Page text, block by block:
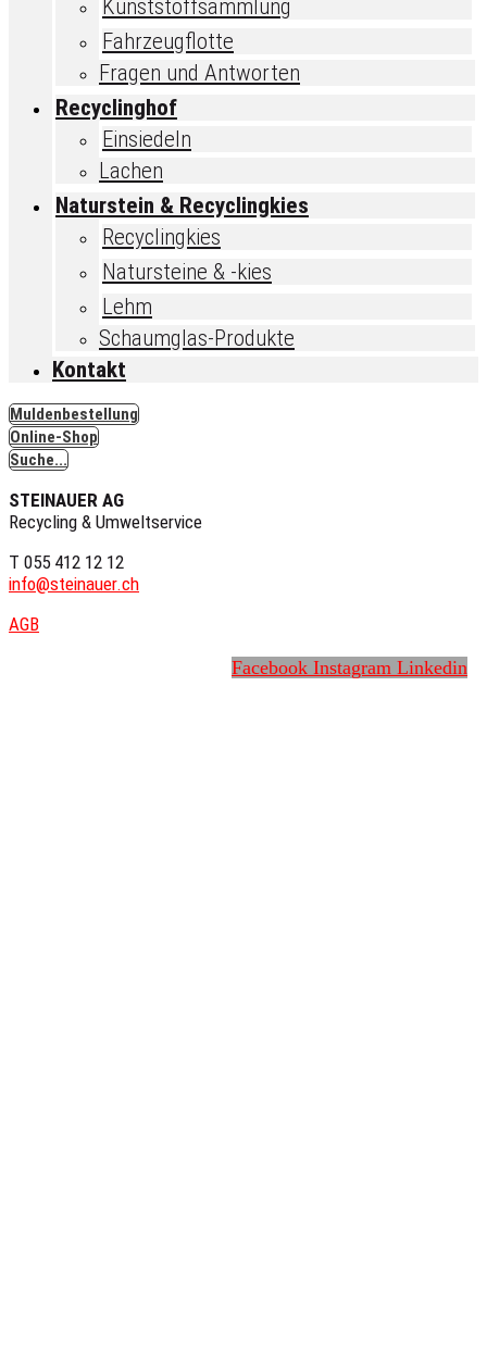
Kunststoffsammlung
Fahrzeugflotte
Fragen und Antworten
Recyclinghof
Einsiedeln
Lachen
Naturstein & Recyclingkies
Recyclingkies
Natursteine & -kies
Lehm
Schaumglas-Produkte
Kontakt
Muldenbestellung
Online-Shop
Suche...
STEINAUER AG
Recycling & Umweltservice
T 055 412 12 12
info@steinauer.ch
AGB
Facebook Instagram Linkedin